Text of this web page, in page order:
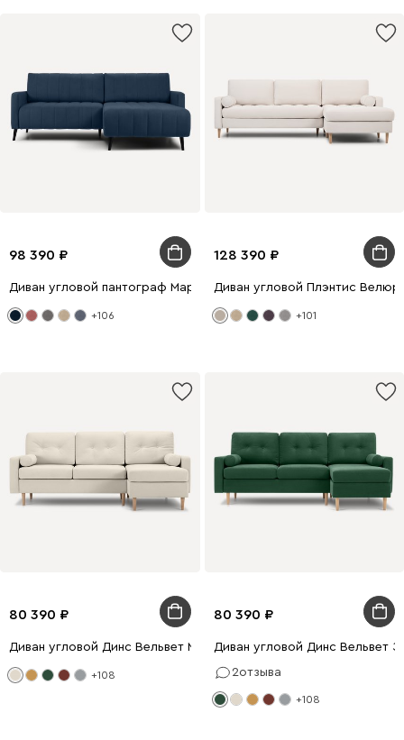
98 390
Диван угловой пантограф Маркфул Velvet Blue
+106
128 390
Диван угловой Плэнтис Велюр
+101
80 390
Диван угловой Динс Вельвет Молочный
+108
80 390
Диван угловой Динс Вельвет
2отзыва
+108